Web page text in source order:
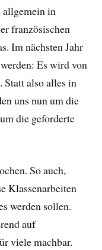
allgemein in
französischen
Im nächsten Jahr
Es wird von
Statt also alles in
uns nun um die
die geforderte
So auch,
Klassenarbeiten
werden sollen.
auf
viele machbar.